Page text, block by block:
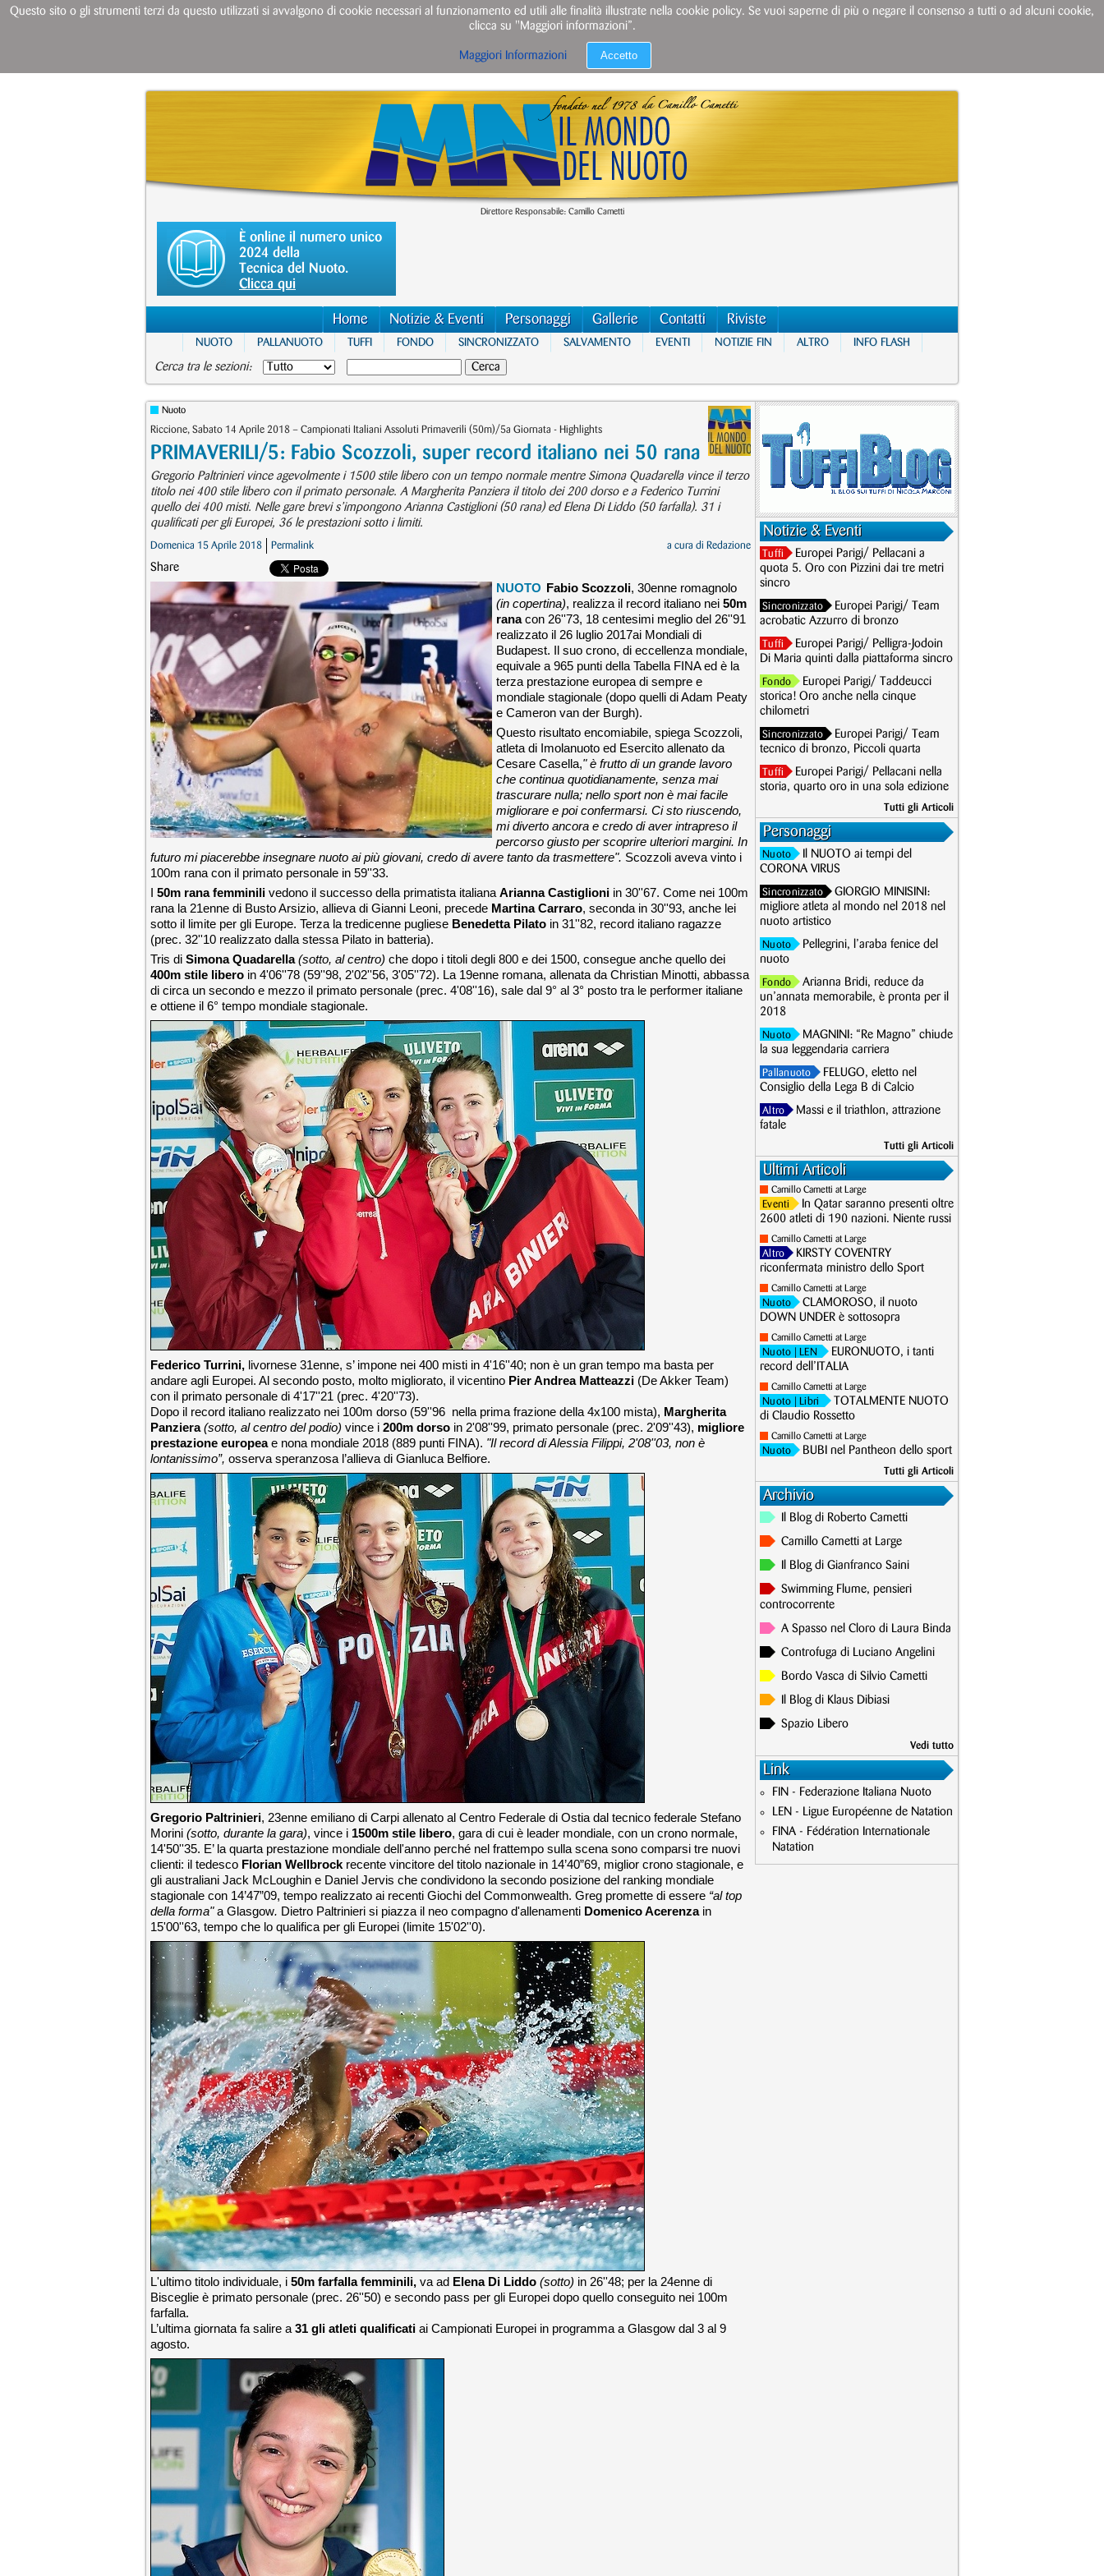
Direttore Responsabile: Camillo Cametti
È online il numero unico
2024 della
Tecnica del Nuoto.
Clicca qui
Home Notizie & Eventi Personaggi Gallerie Contatti Riviste
NUOTO PALLANUOTO TUFFI FONDO SINCRONIZZATO SALVAMENTO EVENTI NOTIZIE FIN ALTRO INFO FLASH
Cerca tra le sezioni:
Nuoto
Riccione, Sabato 14 Aprile 2018 – Campionati Italiani Assoluti Primaverili (50m)/5a Giornata - Highlights
PRIMAVERILI/5: Fabio Scozzoli, super record italiano nei 50 rana
Gregorio Paltrinieri vince agevolmente i 1500 stile libero con un tempo normale mentre Simona Quadarella vince il terzo
titolo nei 400 stile libero con il primato personale. A Margherita Panziera il titolo dei 200 dorso e a Federico Turrini
quello dei 400 misti. Nelle gare brevi s’impongono Arianna Castiglioni (50 rana) ed Elena Di Liddo (50 farfalla). 31 i
qualificati per gli Europei, 36 le prestazioni sotto i limiti.
Domenica 15 Aprile 2018 Permalink a cura di Redazione
Share
NUOTO Fabio Scozzoli, 30enne romagnolo
(in copertina), realizza il record italiano nei 50m
ranacon 26''73, 18 centesimi meglio del 26''91
realizzato il 26 luglio 2017ai Mondiali di
Budapest. Il suo crono, di eccellenza mondiale,
equivale a 965 punti della Tabella FINA ed è la
terza prestazione europea di sempre e
mondiale stagionale (dopo quelli di Adam Peaty
e Cameron van der Burgh).
Questo risultato encomiabile, spiega Scozzoli,
atleta di Imolanuoto ed Esercito allenato da
Cesare Casella," è frutto di un grande lavoro
che continua quotidianamente, senza mai
trascurare nulla; nello sport non è mai facile
migliorare e poi confermarsi. Ci sto riuscendo,
mi diverto ancora e credo di aver intrapreso il
percorso giusto per scoprire ulteriori margini. In
futuro mi piacerebbe insegnare nuoto ai più giovani, credo di avere tanto da trasmettere". Scozzoli aveva vinto i
100m rana con il primato personale in 59''33.
I 50m rana femminili vedono il successo della primatista italiana Arianna Castiglioni in 30''67. Come nei 100m
rana la 21enne di Busto Arsizio, allieva di Gianni Leoni, precede Martina Carraro, seconda in 30''93, anche lei
sotto il limite per gli Europe. Terza la tredicenne pugliese Benedetta Pilato in 31''82, record italiano ragazze
(prec. 32''10 realizzato dalla stessa Pilato in batteria).
Tris di Simona Quadarella (sotto, al centro) che dopo i titoli degli 800 e dei 1500, consegue anche quello dei
400m stile libero in 4'06''78 (59''98, 2'02''56, 3'05''72). La 19enne romana, allenata da Christian Minotti, abbassa
di circa un secondo e mezzo il primato personale (prec. 4'08''16), sale dal 9° al 3° posto tra le performer italiane
e ottiene il 6° tempo mondiale stagionale.
Federico Turrini, livornese 31enne, s’ impone nei 400 misti in 4'16''40; non è un gran tempo ma basta per
andare agli Europei. Al secondo posto, molto migliorato, il vicentino Pier Andrea Matteazzi (De Akker Team)
con il primato personale di 4'17''21 (prec. 4'20''73).
Dopo il record italiano realizzato nei 100m dorso (59''96 nella prima frazione della 4x100 mista), Margherita
Panziera (sotto, al centro del podio) vince i 200m dorso in 2'08''99, primato personale (prec. 2'09''43), migliore
prestazione europeae nona mondiale 2018 (889 punti FINA). "Il record di Alessia Filippi, 2'08''03, non è
lontanissimo”, osserva speranzosa l’allieva di Gianluca Belfiore.
Gregorio Paltrinieri, 23enne emiliano di Carpi allenato al Centro Federale di Ostia dal tecnico federale Stefano
Morini (sotto, durante la gara), vince i 1500m stile libero, gara di cui è leader mondiale, con un crono normale,
14'50''35. E’ la quarta prestazione mondiale dell'anno perché nel frattempo sulla scena sono comparsi tre nuovi
clienti: il tedesco Florian Wellbrock recente vincitore del titolo nazionale in 14’40”69, miglior crono stagionale, e
gli australiani Jack McLoughin e Daniel Jervis che condividono la secondo posizione del ranking mondiale
stagionale con 14’47”09, tempo realizzato ai recenti Giochi del Commonwealth. Greg promette di essere “al top
della forma"a Glasgow. Dietro Paltrinieri si piazza il neo compagno d'allenamenti Domenico Acerenzain
15'00''63, tempo che lo qualifica per gli Europei (limite 15'02''0).
L'ultimo titolo individuale, i 50m farfalla femminili, va ad Elena Di Liddo (sotto) in 26''48; per la 24enne di
Bisceglie è primato personale (prec. 26''50) e secondo pass per gli Europei dopo quello conseguito nei 100m
farfalla.
L’ultima giornata fa salire a 31 gli atleti qualificati ai Campionati Europei in programma a Glasgow dal 3 al 9
agosto.
Notizie & Eventi
Tuffi
Europei Parigi/ Pellacani a
quota 5. Oro con Pizzini dai tre metri
sincro
Sincronizzato
Europei Parigi/ Team
acrobatic Azzurro di bronzo
Tuffi
Europei Parigi/ Pelligra-Jodoin
Di Maria quinti dalla piattaforma sincro
Fondo
Europei Parigi/ Taddeucci
storica! Oro anche nella cinque
chilometri
Sincronizzato
Europei Parigi/ Team
tecnico di bronzo, Piccoli quarta
Tuffi
Europei Parigi/ Pellacani nella
storia, quarto oro in una sola edizione
Tutti gli Articoli
Personaggi
Nuoto
Il NUOTO ai tempi del
CORONA VIRUS
Sincronizzato
GIORGIO MINISINI:
migliore atleta al mondo nel 2018 nel
nuoto artistico
Nuoto
Pellegrini, l’araba fenice del
nuoto
Fondo
Arianna Bridi, reduce da
un’annata memorabile, è pronta per il
2018
Nuoto
MAGNINI: “Re Magno” chiude
la sua leggendaria carriera
Pallanuoto
FELUGO, eletto nel
Consiglio della Lega B di Calcio
Altro
Massi e il triathlon, attrazione
fatale
Tutti gli Articoli
Ultimi Articoli
Camillo Cametti at Large
Eventi
In Qatar saranno presenti oltre
2600 atleti di 190 nazioni. Niente russi
Camillo Cametti at Large
Altro
KIRSTY COVENTRY
riconfermata ministro dello Sport
Camillo Cametti at Large
Nuoto
CLAMOROSO, il nuoto
DOWN UNDER è sottosopra
Camillo Cametti at Large
Nuoto | LEN
EURONUOTO, i tanti
record dell’ITALIA
Camillo Cametti at Large
Nuoto | Libri
TOTALMENTE NUOTO
di Claudio Rossetto
Camillo Cametti at Large
Nuoto BUBI nel Pantheon dello sport
Tutti gli Articoli
Archivio
Il Blog di Roberto Cametti
Camillo Cametti at Large
Il Blog di Gianfranco Saini
Swimming Flume, pensieri
controcorrente
A Spasso nel Cloro di Laura Binda
Controfuga di Luciano Angelini
Bordo Vasca di Silvio Cametti
Il Blog di Klaus Dibiasi
Spazio Libero
Vedi tutto
Link
FIN - Federazione Italiana Nuoto
LEN - Ligue Européenne de Natation
FINA - Fédération Internationale
Natation
Questo sito o gli strumenti terzi da questo utilizzati si avvalgono di cookie necessari al funzionamento ed utili alle finalità illustrate nella cookie policy. Se vuoi saperne di più o negare il consenso a tutti o ad alcuni cookie,
clicca su "Maggiori informazioni”.
Maggiori Informazioni Accetto